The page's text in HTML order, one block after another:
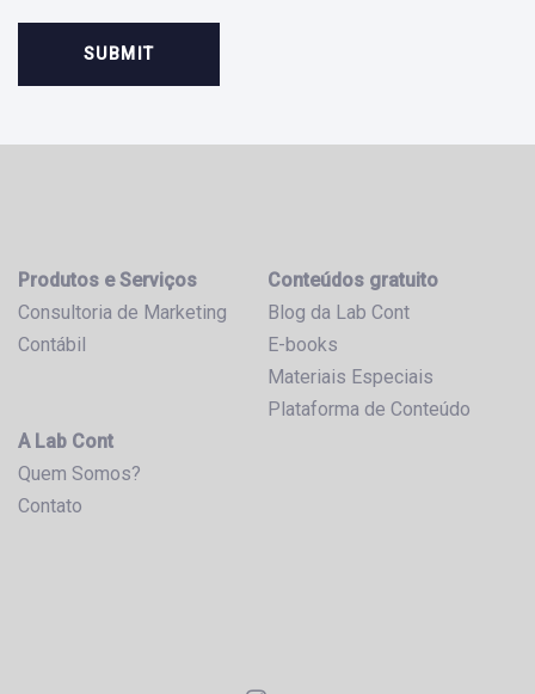
Produtos e Serviços
Consultoria de Marketing
Contábil
Conteúdos gratuito
Blog da Lab Cont
E-books
Materiais Especiais
Plataforma de Conteúdo
A Lab Cont
Quem Somos?
Contato